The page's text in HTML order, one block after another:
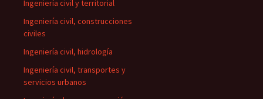
Ingeniería civil y territorial
Ingeniería civil, construcciones
civiles
Ingeniería civil, hidrología
Ingeniería civil, transportes y
servicios urbanos